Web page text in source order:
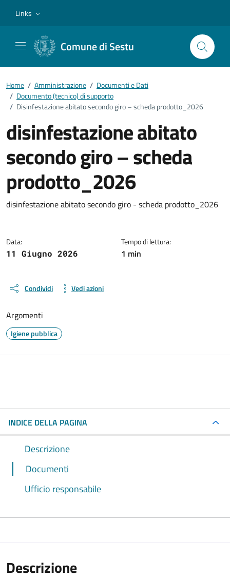
Links
Comune di Sestu
Home / Amministrazione / Documenti e Dati
/ Documento (tecnico) di supporto
/ Disinfestazione abitato secondo giro – scheda prodotto_2026
disinfestazione abitato
secondo giro – scheda
prodotto_2026
Dettagli del documento
disinfestazione abitato secondo giro - scheda prodotto_2026
Data:
11 Giugno 2026
Tempo di lettura:
1 min
Condividi Vedi azioni
Argomenti
Igiene pubblica
INDICE DELLA PAGINA
Descrizione
Documenti
Ufficio responsabile
Descrizione